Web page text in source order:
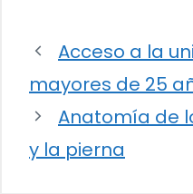
Acceso a la
mayores de 25
Anatomía de
y la pierna